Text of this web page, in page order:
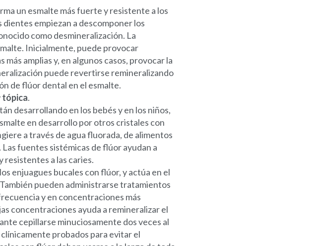
un esmalte más fuerte y resistente a los
dientes empiezan a descomponer los
como desmineralización. La
Inicialmente, puede provocar
amplias y, en algunos casos, provocar la
puede revertirse remineralizando
de flúor dental en el esmalte.
tópica.
desarrollando en los bebés y en los niños,
en desarrollo por otros cristales con
a través de agua fluorada, de alimentos
fuentes sistémicas de flúor ayudan a
resistentes a las caries.
enjuagues bucales con flúor, y actúa en el
pueden administrarse tratamientos
y en concentraciones más
concentraciones ayuda a remineralizar el
cepillarse minuciosamente dos veces al
probados para evitar el